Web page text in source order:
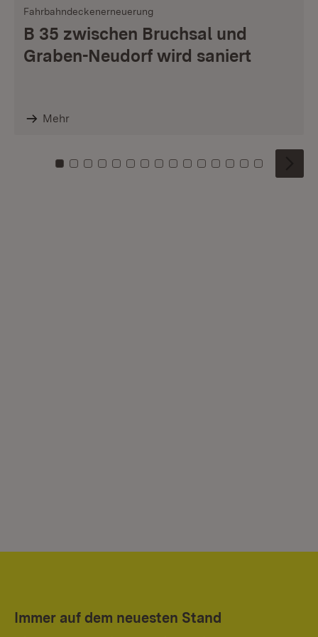
Fahrbahndeckenerneuerung
B 35 zwischen Bruchsal und
Graben-Neudorf wird saniert
Mehr
Zu Kachel: 0
Zu Kachel: 1
Zu Kachel: 2
Zu Kachel: 3
Zu Kachel: 4
Zu Kachel: 5
Zu Kachel: 6
Zu Kachel: 7
Zu Kachel: 8
Zu Kachel: 9
Zu Kachel: 10
Zu Kachel: 11
Zu Kachel: 12
Zu Kachel:
Zu
Immer auf dem neuesten Stand